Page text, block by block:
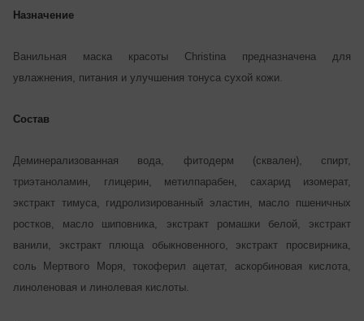
Назначение
Ванильная маска красоты Christina предназначена для
увлажнения, питания и улучшения тонуса сухой кожи.
Состав
Деминерализованная вода, фитодерм (сквален), спирт,
триэтаноламин, глицерин, метилпарабен, сахарид изомерат,
экстракт тимуса, гидролизированный эластин, масло пшеничных
ростков, масло шиповника, экстракт ромашки белой, экстракт
ванили, экстракт плюща обыкновенного, экстракт просвирника,
соль Мертвого Моря, токоферил ацетат, аскорбиновая кислота,
линоленовая и линолевая кислоты.